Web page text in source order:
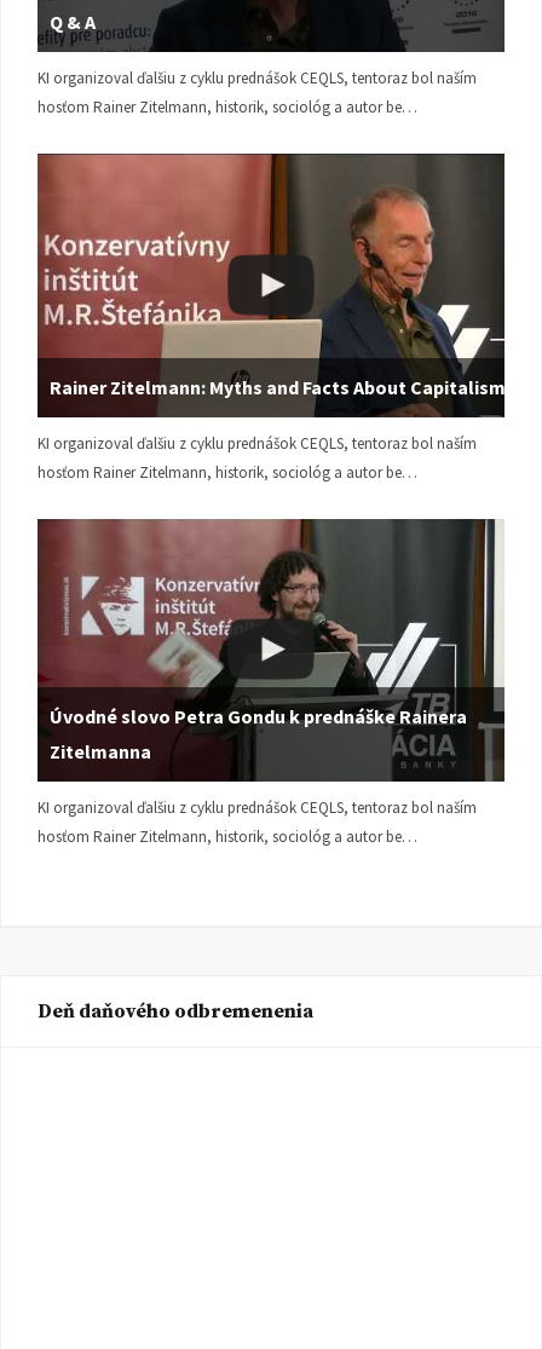
Q & A
KI organizoval ďalšiu z cyklu prednášok CEQLS, tentoraz bol naším
hosťom Rainer Zitelmann, historik, sociológ a autor be…
Rainer Zitelmann: Myths and Facts About Capitalism
KI organizoval ďalšiu z cyklu prednášok CEQLS, tentoraz bol naším
hosťom Rainer Zitelmann, historik, sociológ a autor be…
Úvodné slovo Petra Gondu k prednáške Rainera
Zitelmanna
KI organizoval ďalšiu z cyklu prednášok CEQLS, tentoraz bol naším
hosťom Rainer Zitelmann, historik, sociológ a autor be…
Deň daňového odbremenenia